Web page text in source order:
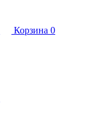
Корзина 0